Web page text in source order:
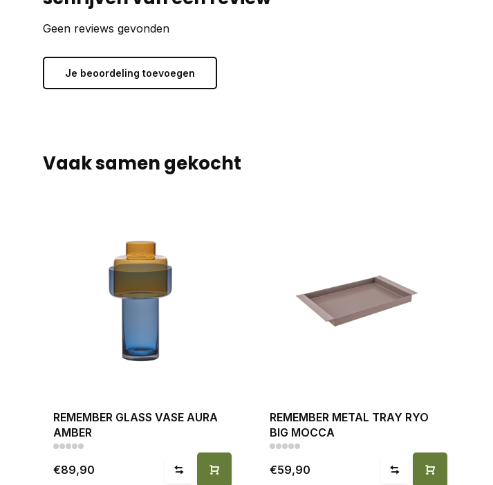
Geen reviews gevonden
Je beoordeling toevoegen
Vaak samen gekocht
REMEMBER GLASS VASE AURA
AMBER
€89,90
REMEMBER METAL TRAY RYO
BIG MOCCA
€59,90